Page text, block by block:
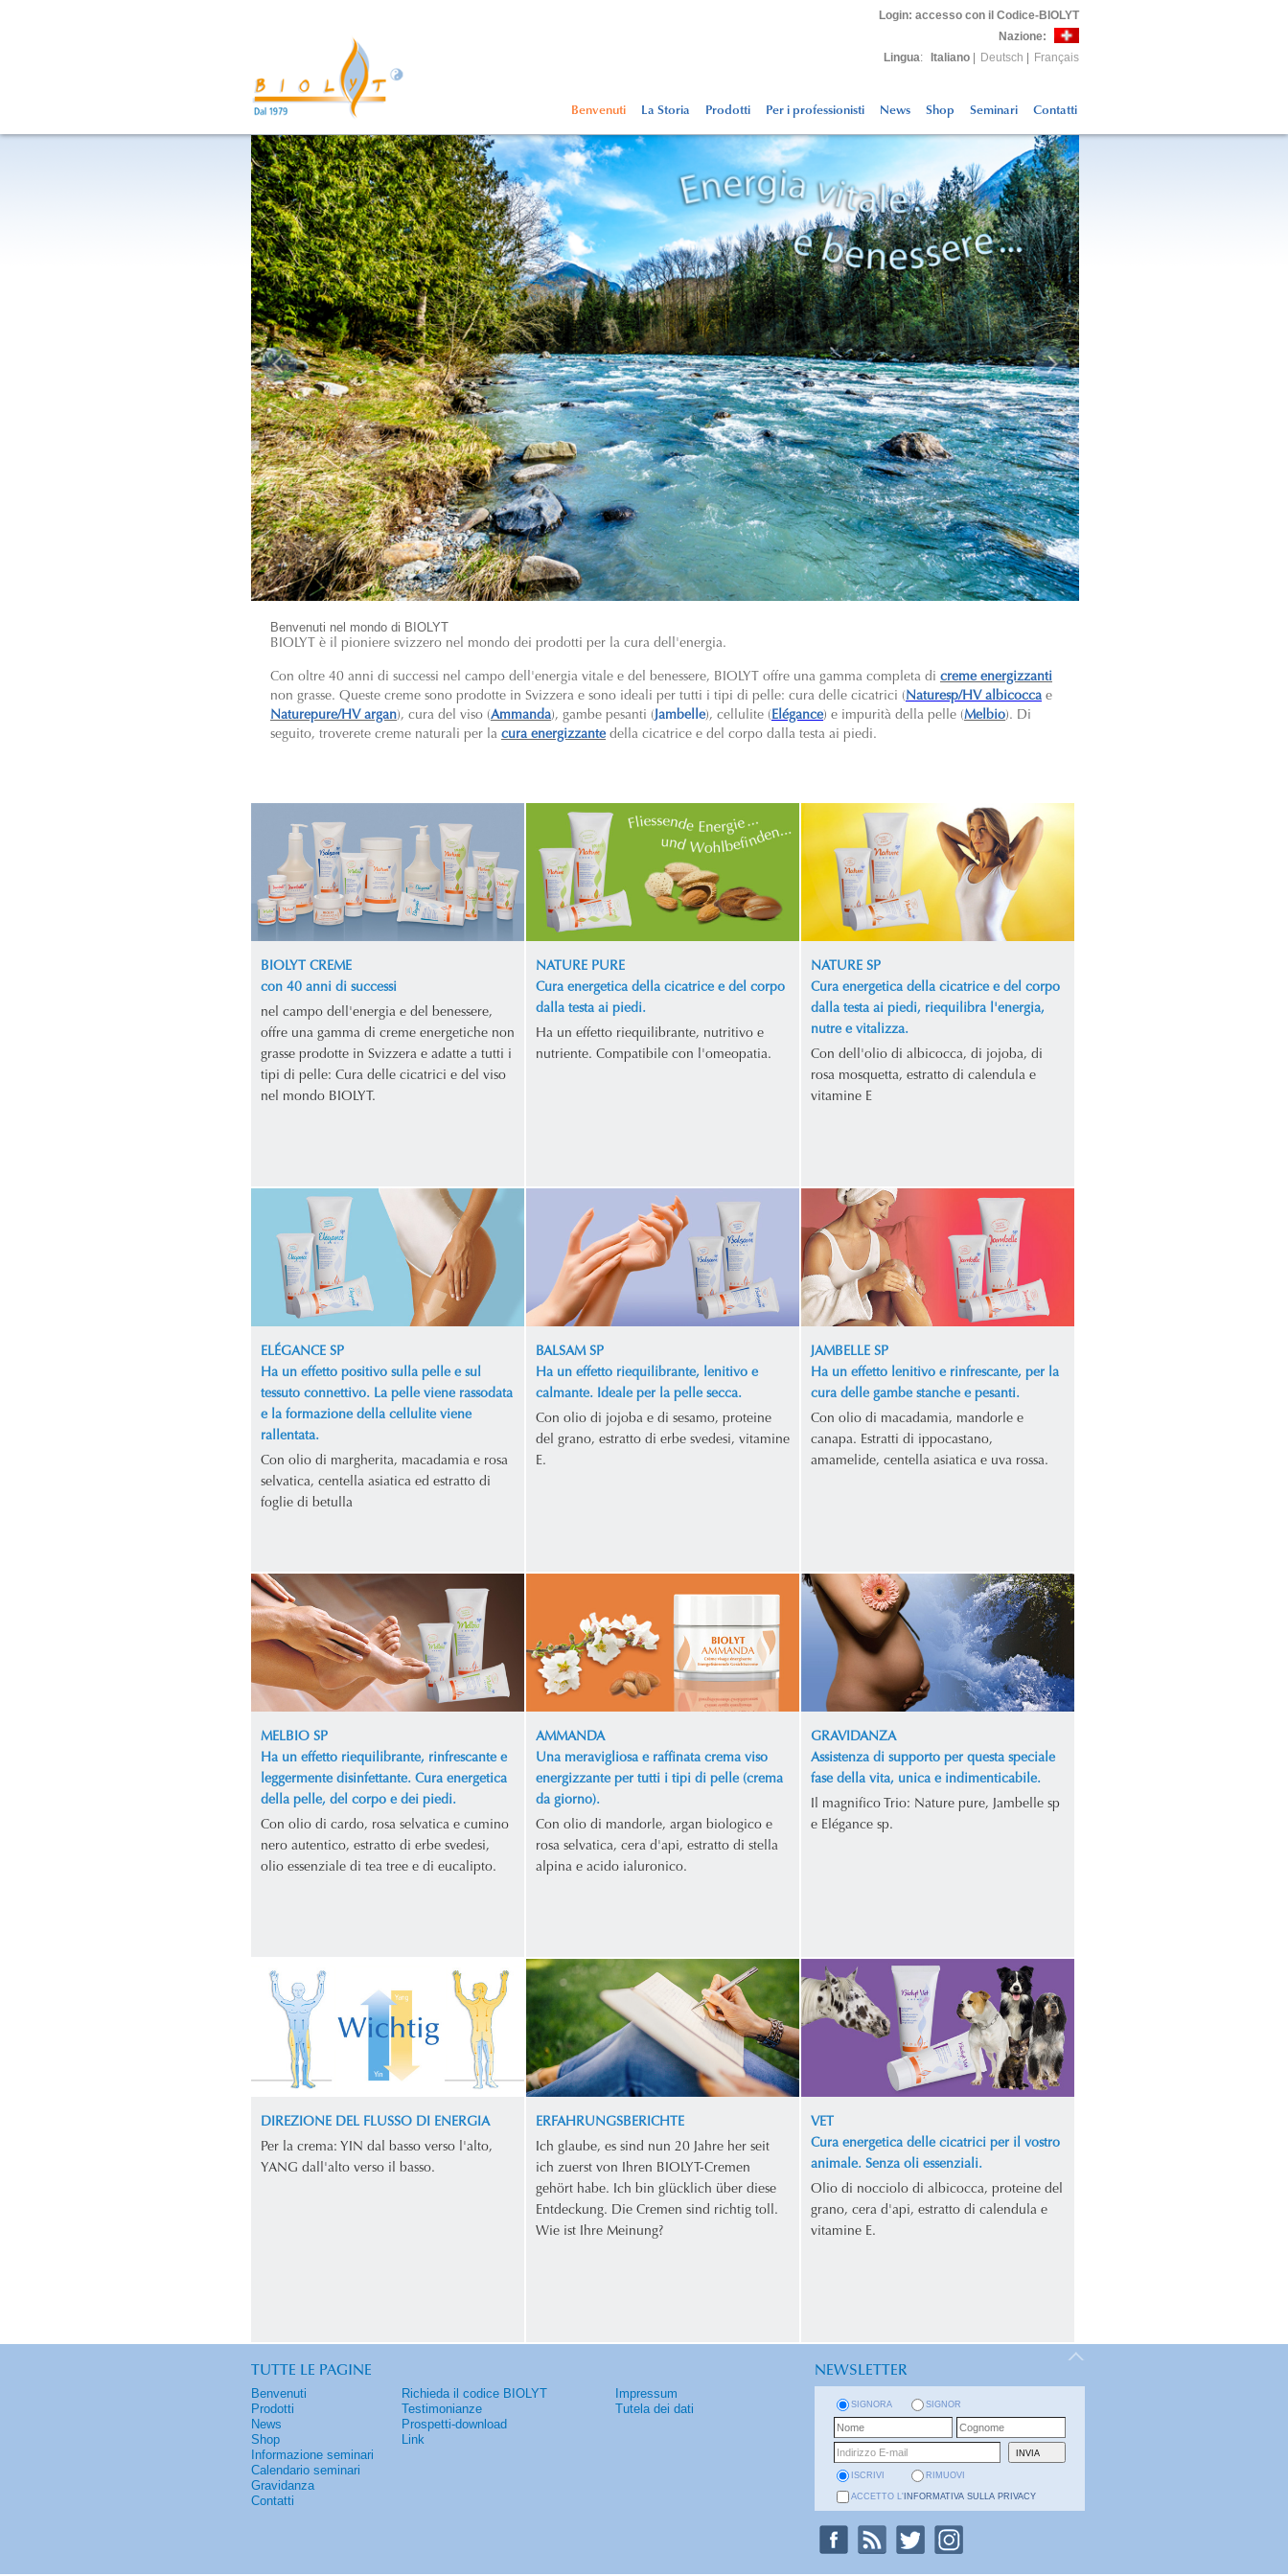
Login: accesso con il Codice-BIOLYT
Nazione:
Lingua: Italiano Deutsch Français
Benvenuti La Storia Prodotti Per i professionisti News Shop Seminari Contatti
Benvenuti nel mondo di BIOLYT
BIOLYT è il pioniere svizzero nel mondo dei prodotti per la cura dell'energia.
Con oltre 40 anni di successi nel campo dell'energia vitale e del benessere, BIOLYT offre una gamma completa di creme energizzanti
non grasse. Queste creme sono prodotte in Svizzera e sono ideali per tutti i tipi di pelle: cura delle cicatrici (Naturesp/HV albicocca e
Naturepure/HV argan), cura del viso (Ammanda), gambe pesanti (Jambelle), cellulite (Elégance) e impurità della pelle (Melbio). Di
seguito, troverete creme naturali per la cura energizzantedella cicatrice e del corpo dalla testa ai piedi.
BIOLYT CREME
con 40 anni di successi
nel campo dell'energia e del benessere,
offre una gamma di creme energetiche non
grasse prodotte in Svizzera e adatte a tutti i
tipi di pelle: Cura delle cicatrici e del viso
nel mondo BIOLYT.
NATURE PURE
Cura energetica della cicatrice e del corpo
dalla testa ai piedi.
Ha un effetto riequilibrante, nutritivo e
nutriente. Compatibile con l'omeopatia.
NATURE SP
Cura energetica della cicatrice e del corpo
dalla testa ai piedi, riequilibra l'energia,
nutre e vitalizza.
Con dell'olio di albicocca, di jojoba, di
rosa mosquetta, estratto di calendula e
vitamine E
ELÉGANCE SP
Ha un effetto positivo sulla pelle e sul
tessuto connettivo. La pelle viene rassodata
e la formazione della cellulite viene
rallentata.
Con olio di margherita, macadamia e rosa
selvatica, centella asiatica ed estratto di
foglie di betulla
BALSAM SP
Ha un effetto riequilibrante, lenitivo e
calmante. Ideale per la pelle secca.
Con olio di jojoba e di sesamo, proteine
del grano, estratto di erbe svedesi, vitamine
E.
JAMBELLE SP
Ha un effetto lenitivo e rinfrescante, per la
cura delle gambe stanche e pesanti.
Con olio di macadamia, mandorle e
canapa. Estratti di ippocastano,
amamelide, centella asiatica e uva rossa.
MELBIO SP
Ha un effetto riequilibrante, rinfrescante e
leggermente disinfettante. Cura energetica
della pelle, del corpo e dei piedi.
Con olio di cardo, rosa selvatica e cumino
nero autentico, estratto di erbe svedesi,
olio essenziale di tea tree e di eucalipto.
AMMANDA
Una meravigliosa e raffinata crema viso
energizzante per tutti i tipi di pelle (crema
da giorno).
Con olio di mandorle, argan biologico e
rosa selvatica, cera d'api, estratto di stella
alpina e acido ialuronico.
GRAVIDANZA
Assistenza di supporto per questa speciale
fase della vita, unica e indimenticabile.
Il magnifico Trio: Nature pure, Jambelle sp
e Elégance sp.
DIREZIONE DEL FLUSSO DI ENERGIA
Per la crema: YIN dal basso verso l'alto,
YANG dall'alto verso il basso.
ERFAHRUNGSBERICHTE
Ich glaube, es sind nun 20 Jahre her seit
ich zuerst von Ihren BIOLYT-Cremen
gehört habe. Ich bin glücklich über diese
Entdeckung. Die Cremen sind richtig toll.
Wie ist Ihre Meinung?
VET
Cura energetica delle cicatrici per il vostro
animale. Senza oli essenziali.
Olio di nocciolo di albicocca, proteine del
grano, cera d'api, estratto di calendula e
vitamine E.
TUTTE LE PAGINE
Benvenuti
Prodotti
News
Shop
Informazione seminari
Calendario seminari
Gravidanza
Contatti
Richieda il codice BIOLYT
Testimonianze
Prospetti-download
Link
Impressum
Tutela dei dati
NEWSLETTER
SIGNORA SIGNOR
ISCRIVI RIMUOVI
ACCETTO L' INFORMATIVA SULLA PRIVACY